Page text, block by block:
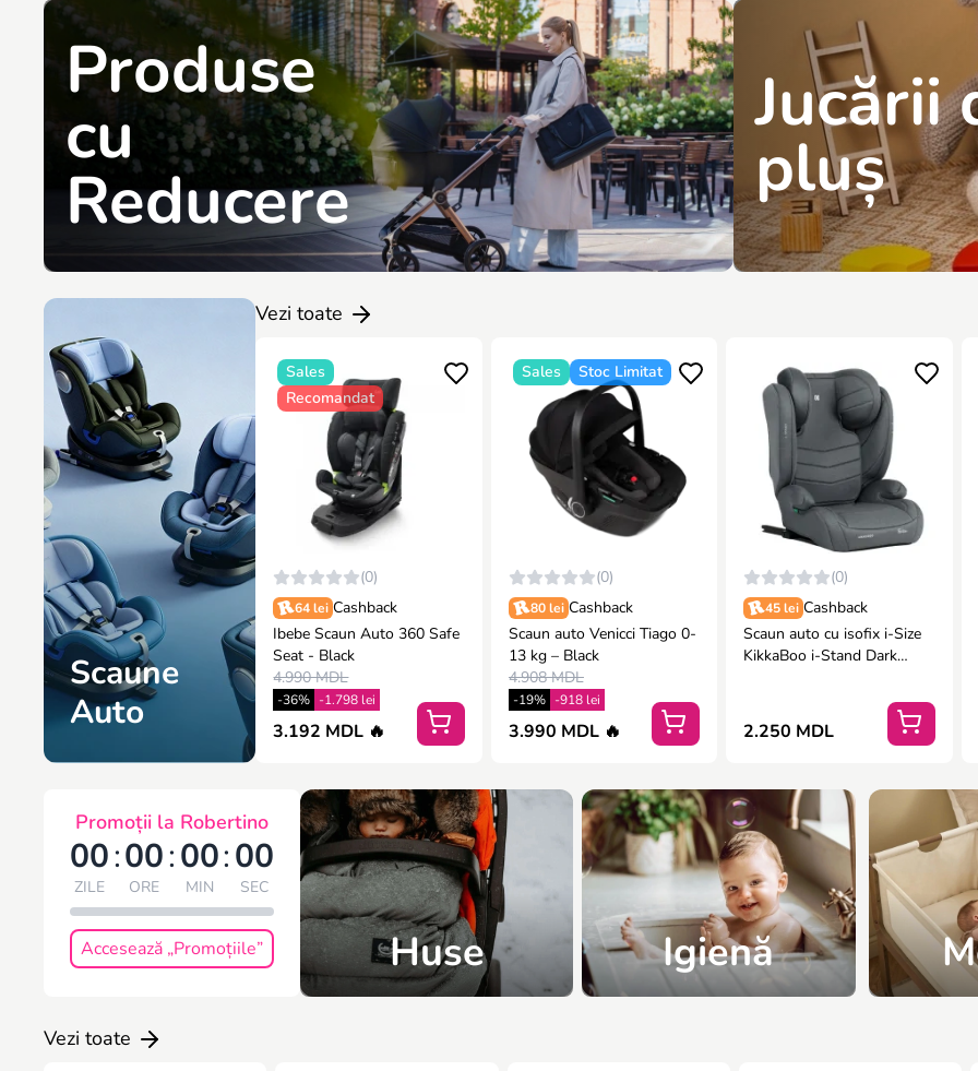
Produse
cu
Reducere
Jucării
pluș
Scaune
Auto
Vezi toate
Sales
Recomandat
(0)
64 lei Cashback
Ibebe Scaun Auto 360 Safe
Seat - Black
4.990 MDL
-36% -1.798 lei
3.192 MDL 🔥
Sales Stoc Limitat
(0)
80 lei Cashback
Scaun auto Venicci Tiago 0-
13 kg – Black
4.908 MDL
-19% -918 lei
3.990 MDL 🔥
(0)
45 lei Cashback
Scaun auto cu isofix i-Size
KikkaBoo i-Stand Dark
2.250 MDL
Promoții la Robertino
00
ZILE
:00
ORE
:00
MIN
:00
SEC
Accesează „Promoțiile” Huse Igienă
Vezi toate